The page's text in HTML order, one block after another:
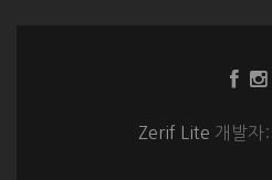
크 크
Zerif Lite 개발자: